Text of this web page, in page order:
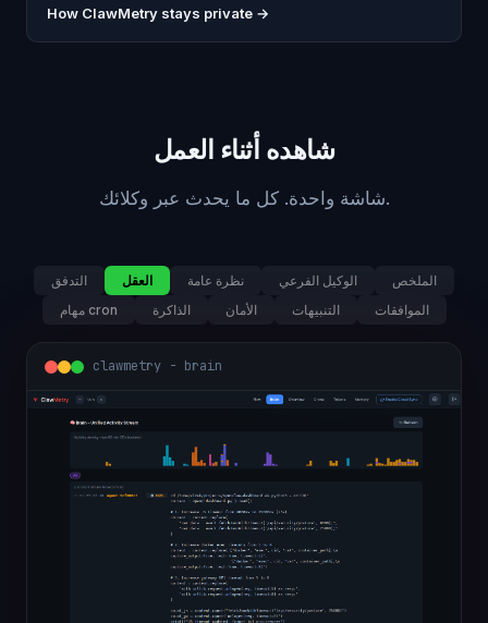
How ClawMetry stays private →
شاهده أثناء العمل
شاشة واحدة. كل ما يحدث عبر وكلائك.
التدفق العقل نظرة عامة الوكيل الفرعي
الملخص
مهام cron
الذاكرة الأمان التنبيهات الموافقات
clawmetry - overview